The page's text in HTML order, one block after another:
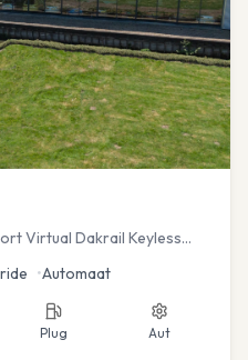
Virtual Dakrail Keyless
•Automaat
Plug Aut